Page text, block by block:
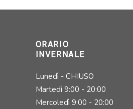
ORARIO
INVERNALE
Lunedì - CHIUSO
Martedì 9:00 - 20:00
Mercoledì 9:00 - 20:00